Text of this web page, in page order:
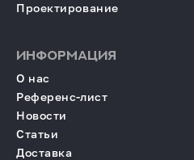
Проектирование
ИНФОРМАЦИЯ
О нас
Референс-лист
Новости
Статьи
Доставка